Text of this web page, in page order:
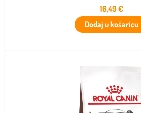
16,49€
Dodaj u košaricu